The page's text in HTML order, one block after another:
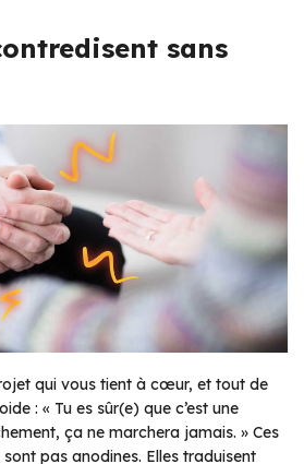
sans
qui vous tient à cœur, et tout de
: « Tu es sûr(e) que c’est une
ça ne marchera jamais. » Ces
pas anodines. Elles traduisent